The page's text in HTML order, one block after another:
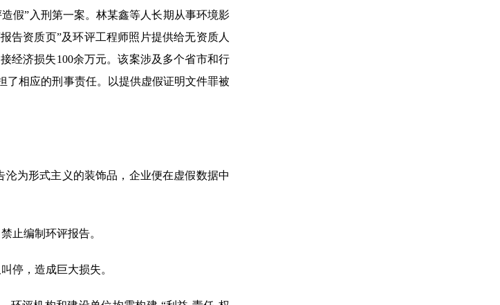
假”入刑第一案。林某鑫等人长期从事环境影
告资质页”及环评工程师照片提供给无资质人
经济损失100余万元。该案涉及多个省市和行
了相应的刑事责任。以提供虚假证明文件罪被
为形式主义的装饰品，企业便在虚假数据中
止编制环评报告。
停，造成巨大损失。